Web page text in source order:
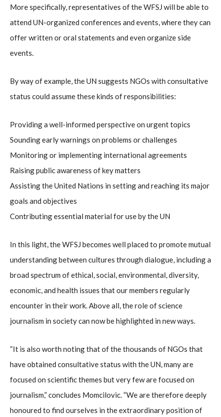
More specifically, representatives of the WFSJ will be able to
attend UN-organized conferences and events, where they can
offer written or oral statements and even organize side
events.
By way of example, the UN suggests NGOs with consultative
status could assume these kinds of responsibilities:
Providing a well-informed perspective on urgent topics
Sounding early warnings on problems or challenges
Monitoring or implementing international agreements
Raising public awareness of key matters
Assisting the United Nations in setting and reaching its major
goals and objectives
Contributing essential material for use by the UN
In this light, the WFSJ becomes well placed to promote mutual
understanding between cultures through dialogue, including a
broad spectrum of ethical, social, environmental, diversity,
economic, and health issues that our members regularly
encounter in their work. Above all, the role of science
journalism in society can now be highlighted in new ways.
“It is also worth noting that of the thousands of NGOs that
have obtained consultative status with the UN, many are
focused on scientific themes but very few are focused on
journalism,” concludes Momcilovic. “We are therefore deeply
honoured to find ourselves in the extraordinary position of